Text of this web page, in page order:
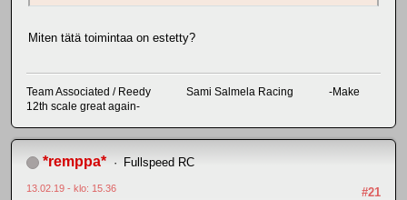
Miten tätä toimintaa on estetty?
Team Associated / Reedy Sami Salmela Racing -Make
12th scale great again-
*remppa* Fullspeed RC
#21
13.02.19 - klo: 15.36